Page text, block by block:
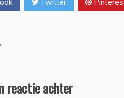
Twitter
reactie achter